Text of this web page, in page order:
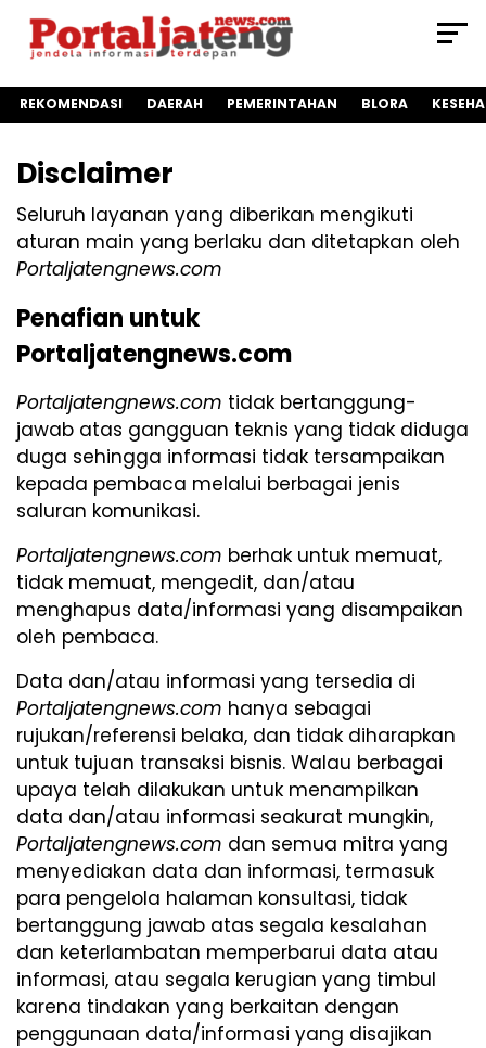
REKOMENDASI DAERAH PEMERINTAHAN BLORA
Disclaimer
Seluruh layanan yang diberikan mengikuti
aturan main yang berlaku dan ditetapkan oleh
Portaljatengnews.com
Penafian untuk
Portaljatengnews.com
Portaljatengnews.com tidak bertanggung-
jawab atas gangguan teknis yang tidak diduga
duga sehingga informasi tidak tersampaikan
kepada pembaca melalui berbagai jenis
saluran komunikasi.
Portaljatengnews.com berhak untuk memuat,
tidak memuat, mengedit, dan/atau
menghapus data/informasi yang disampaikan
oleh pembaca.
Data dan/atau informasi yang tersedia di
Portaljatengnews.com hanya sebagai
rujukan/referensi belaka, dan tidak diharapkan
untuk tujuan transaksi bisnis. Walau berbagai
upaya telah dilakukan untuk menampilkan
data dan/atau informasi seakurat mungkin,
Portaljatengnews.com dan semua mitra yang
menyediakan data dan informasi, termasuk
para pengelola halaman konsultasi, tidak
bertanggung jawab atas segala kesalahan
dan keterlambatan memperbarui data atau
informasi, atau segala kerugian yang timbul
karena tindakan yang berkaitan dengan
penggunaan data/informasi yang disajikan